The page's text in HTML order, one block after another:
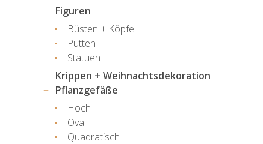
Figuren
Büsten + Köpfe
Putten
Statuen
Krippen + Weihnachtsdekoration
Pflanzgefäße
Hoch
Oval
Quadratisch